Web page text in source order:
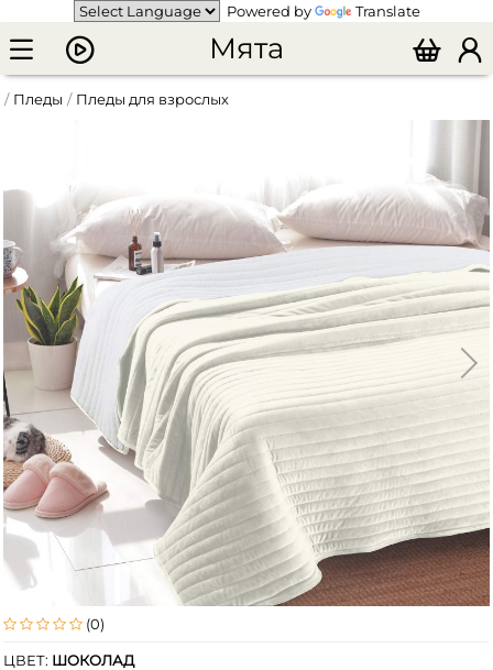
Powered by Translate
Мята
Пледы
Пледы для взрослых
(0)
ЦВЕТ: ШОКОЛАД